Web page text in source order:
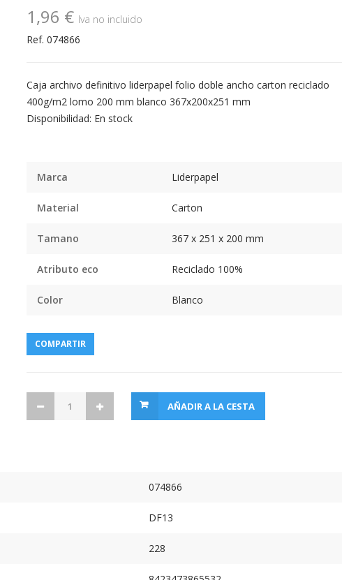
1,96 € Iva no incluido
Ref. 074866
Caja archivo definitivo liderpapel folio doble ancho carton reciclado
400g/m2 lomo 200 mm blanco 367x200x251 mm
Disponibilidad: En stock
Marca Liderpapel
Material Carton
Tamano 367 x 251 x 200 mm
Atributo eco Reciclado 100%
Color Blanco
COMPARTIR
AÑADIR A LA CESTA
074866
DF13
228